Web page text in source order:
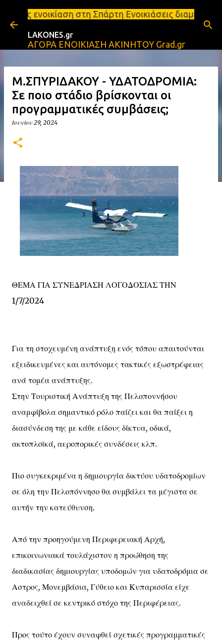
Μετάβαση στο κύριο περιεχόμενο
στη Σπάρτη Ενοικιάσεις διαμερισμάτων
LAKONES.gr
ΑΓΟΡΑ ΕΝΟΙΚΙΑΣΗ ΑΚΙΝΗΤΟΥ Grad.gr
Μ.ΣΠΥΡΙΔΑΚΟΥ - ΥΔΑΤΟΔΡΟΜΙΑ:
Σε ποιο στάδιο βρίσκονται οι
προγραμματικές συμβάσεις;
Ιουνίου 29, 2024
ΘΕΜΑ ΓΙΑ ΣΥΝΕΔΡΙΑΣΗ ΛΟΓΟΔΟΣΙΑΣ ΤΗΝ
1/7/2024
Για τη στοχευμένη ανάπτυξη ενός τόπου απαιτούνται
εξειδικευμένες και αυτόνομες τακτικές εξωστρέφειας
ανά τομέα ανάπτυξης.
Στην Τουριστική Ανάπτυξη της Πελοποννήσου
αναμφίβολα σημαντικό ρόλο παίζει και θα παίξει η
διασύνδεση της με κάθε είδους δίκτυα, οδικά,
ακτοπλοϊκά, αεροπορικές συνδέσεις κλπ.
Πιο συγκεκριμένα η δημιουργία δικτύου υδατοδρομίων
σε όλη την Πελοπόννησο θα συμβάλει τα μέγιστα σε
αυτήν την κατεύθυνση.
Από την προηγούμενη Περιφερειακή Αρχή,
επικοινωνιακά τουλάχιστον η προώθηση της
διαδικασίας δημιουργίας υποδομών για υδατοδρόμια σε
Αστρος, Μονεμβάσια, Γύθειο και Κυπαρισσία είχε
αναδειχθεί σε κεντρικό στόχο της Περιφέρειας.
Προς τούτο έχουν συναφθεί σχετικές προγραμματικές